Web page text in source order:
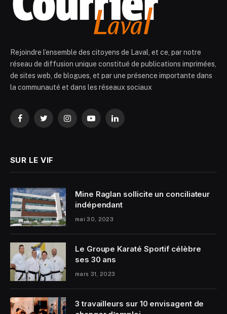
Rejoindre l’ensemble des citoyens de Laval, et ce, par notre
réseau de diffusion unique constitué de publications imprimées,
de sites web, de blogues, et par une présence importante dans
la communauté et dans les réseaux sociaux
FacebookTwitterInstagramYouTubeLinkedIn
SUR LE VIF
Mine Raglan sollicite un conciliateur
indépendant
mai 30, 2023
Le Groupe Karaté Sportif célèbre
ses 30 ans
mars 31, 2023
3 travailleurs sur 10 envisagent de